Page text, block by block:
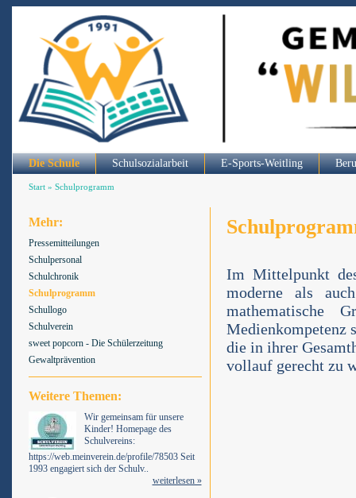
Die Schule Schulsozialarbeit E-Sports-Weitling
Start» Schulprogramm
Mehr:
Pressemitteilungen
Schulpersonal
Schulchronik
Schulprogramm
Schullogo
Schulverein
sweet popcorn - Die Schülerzeitung
Gewaltprävention
Weitere Themen:
Wir gemeinsam für unsere
Kinder! Homepage des
Schulvereins:
https://web.meinverein.de/profile/78503 Seit
1993 engagiert sich der Schulv..
weiterlesen »
Im Mittelpunkt
moderne als
mathematische
Medienkompetenz
die in ihrer
vollauf gerecht zu